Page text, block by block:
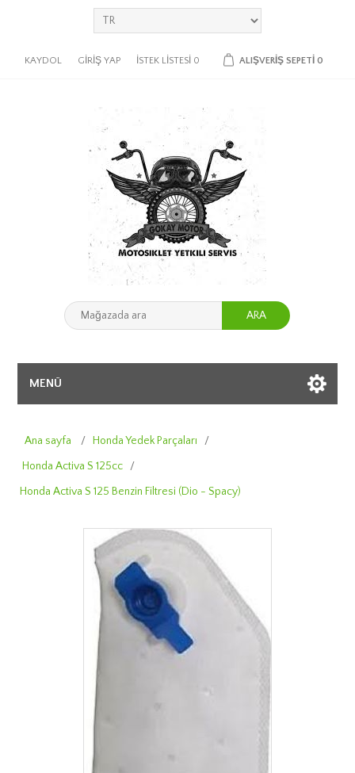
KAYDOL GIRIŞ YAP İSTEK LISTESI 0 ALIŞVERIŞ SEPETI 0
ARA
MENÜ
Ana sayfa / Honda Yedek Parçaları
/
Honda Activa S 125cc
/
Honda Activa S 125 Benzin Filtresi (Dio - Spacy)